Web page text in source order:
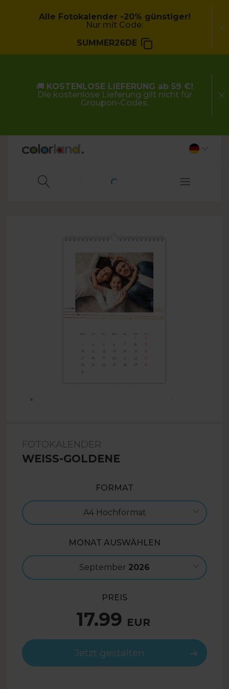
Alle Fotokalender -20% günstiger!
Nur mit Code:
SUMMER26DE
🚚 KOSTENLOSE LIEFERUNG ab 59 €!
Die kostenlose Lieferung gilt nicht für
Groupon-Codes.
FOTOKALENDER
WEISS-GOLDENE
FORMAT
A4 Hochformat
MONAT AUSWÄHLEN
September 2026
PREIS
17.99 EUR
Jetzt gestalten